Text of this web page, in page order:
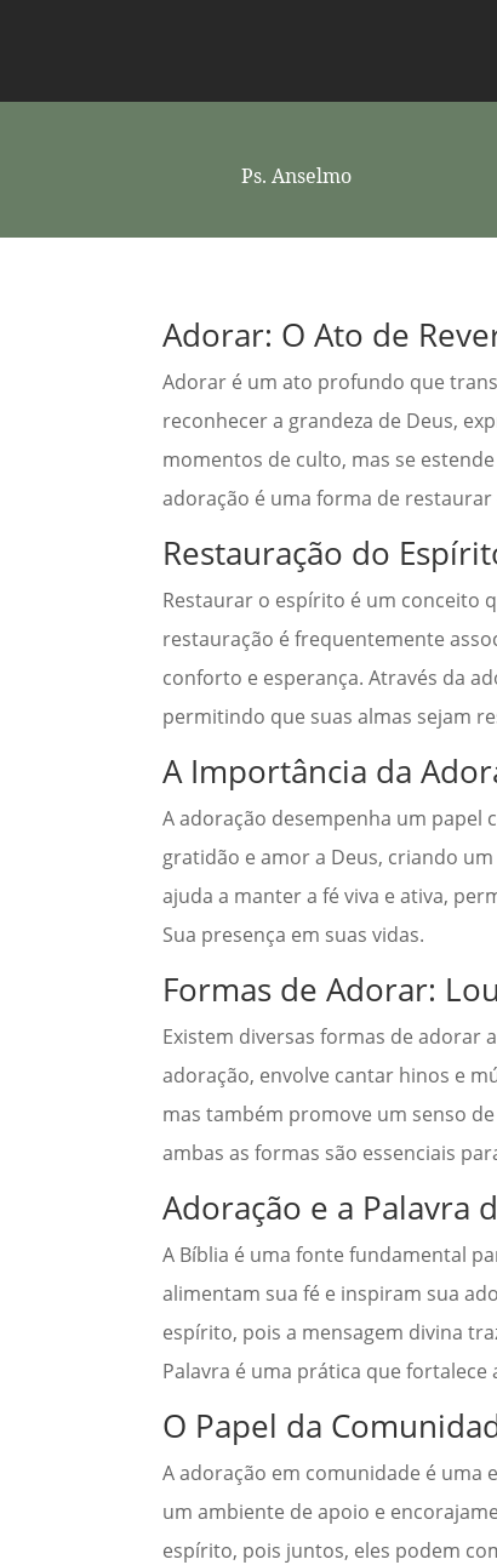
Ps. Anselmo
Adorar: O Ato de
Adorar é um ato profundo que
reconhecer a grandeza de Deus,
momentos de culto, mas se
adoração é uma forma de
Restauração do
Restaurar o espírito é um conceito
restauração é frequentemente
conforto e esperança. Através da
permitindo que suas almas sejam
A Importância da
A adoração desempenha um papel
gratidão e amor a Deus, criando
ajuda a manter a fé viva e ativa,
Sua presença em suas vidas.
Formas de Adorar:
Existem diversas formas de adorar
adoração, envolve cantar hinos e
mas também promove um senso
ambas as formas são essenciais
Adoração e a Palavra
A Bíblia é uma fonte fundamental
alimentam sua fé e inspiram sua
espírito, pois a mensagem divina
Palavra é uma prática que fortalece
O Papel da
A adoração em comunidade é
um ambiente de apoio e
espírito, pois juntos, eles podem